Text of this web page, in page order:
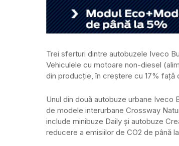
Trei sferturi dintre autobuzele Iveco
Vehiculele cu motoare non-diesel
din producție, în creștere cu 17% față
Unul din două autobuze urbane Iveco
de modele interurbane Crossway
include minibuze Daily și autobuze
reducere a emisiilor de CO2 de până